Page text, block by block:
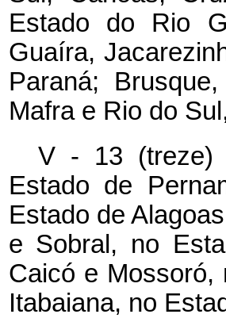
Estado do Rio
Guaíra,
Paraná;
Mafra e Rio do
V - 13 (treze)
Estado de
Estado de
e Sobral, no
Caicó e Mossoró,
Itabaiana, no